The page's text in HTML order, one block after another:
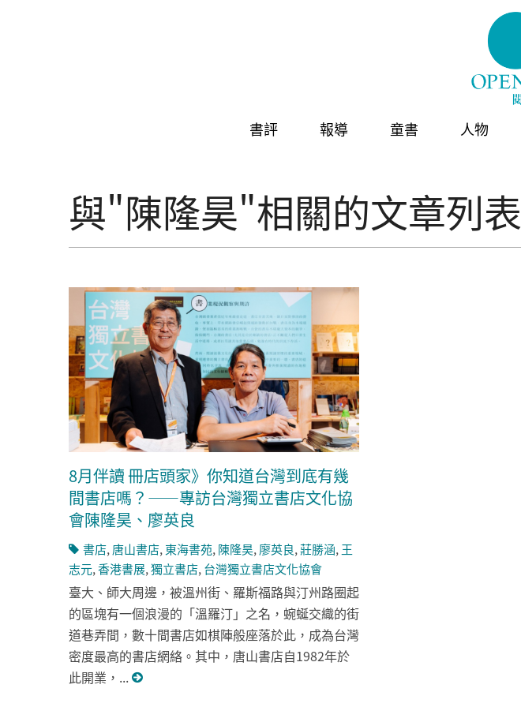
書評 報導 童書 人物
與"陳隆昊"相關的文章列表
8月伴讀 冊店頭家》你知道台灣到底有幾
間書店嗎？——專訪台灣獨立書店文化協
會陳隆昊、廖英良
書店, 唐山書店, 東海書苑, 陳隆昊, 廖英良,莊勝涵, 王
志元,香港書展,獨立書店, 台灣獨立書店文化協會
臺大、師大周邊，被溫州街、羅斯福路與汀州路圈起
的區塊有一個浪漫的「溫羅汀」之名，蜿蜒交織的街
道巷弄間，數十間書店如棋陣般座落於此，成為台灣
密度最高的書店網絡。其中，唐山書店自1982年於
此開業，...